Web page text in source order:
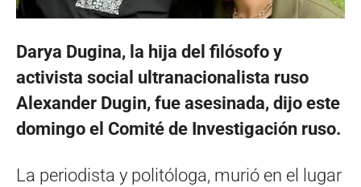
Darya Dugina, la hija del filósofo y
activista social ultranacionalista ruso
Alexander Dugin, fue asesinada, dijo este
domingo el Comité de Investigación ruso.
La periodista y politóloga, murió en el lugar